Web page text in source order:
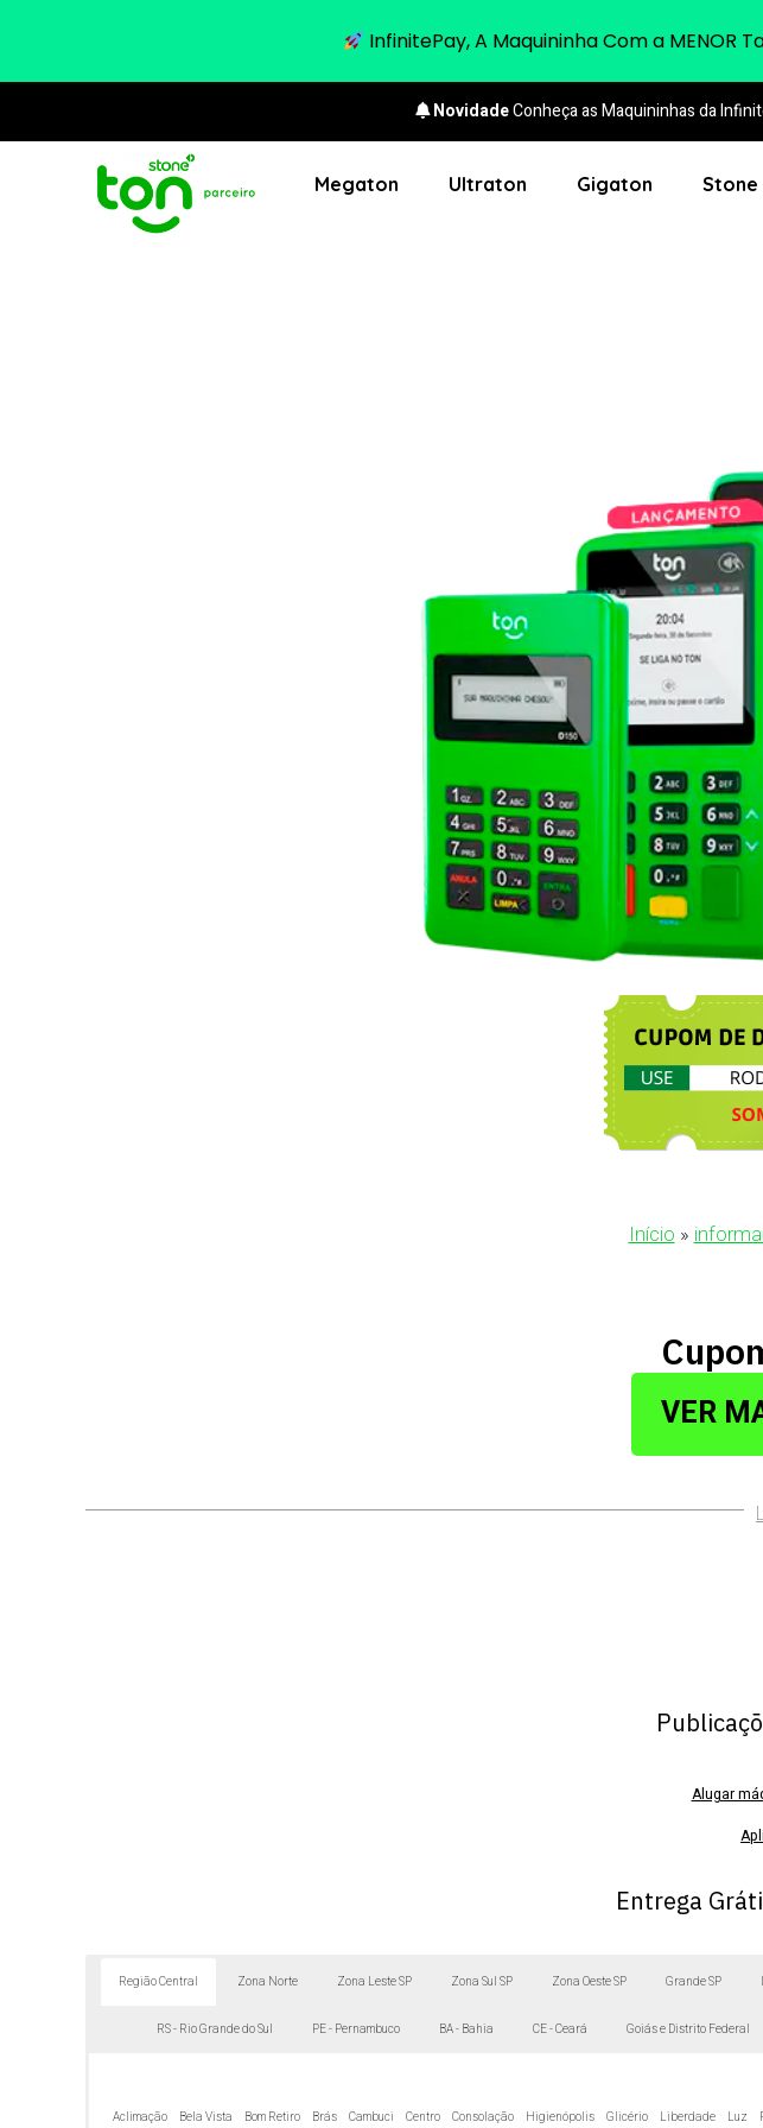
NovidadeConheça as Maquininhas da
Megaton Ultraton Gigaton Stone
Início »
VER
Alugar
Entrega
Região Central Zona Norte Zona Leste SP Zona Sul SP Zona Oeste SP Grande SP
RS - Rio Grande do Sul PE - Pernambuco BA - Bahia CE - Ceará Goiás e Distrito Federal
Aclimação Bela Vista Bom Retiro Brás Cambuci Centro Consolação Higienópolis Glicério Liberdade Luz
InfinitePay, A Maquininha Com a MENOR